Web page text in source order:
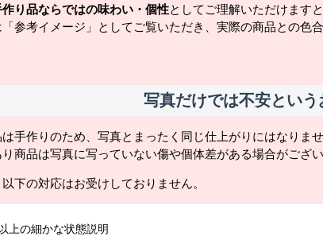
作り品ならではの味わい・個性としてご理解いただけますと
参考イメージ」としてご覧いただき、実際の商品との色
写真だけでは不安という
手作りのため、写真とまったく同じ仕上がりにはなりませ
り商品は写真に写っていない傷や個体差がある場合がござい
下の対応はお受けしておりません。
上の細かな状態説明